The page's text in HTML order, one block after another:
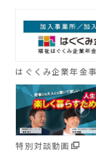
はぐくみ企業年金
特別対談動画